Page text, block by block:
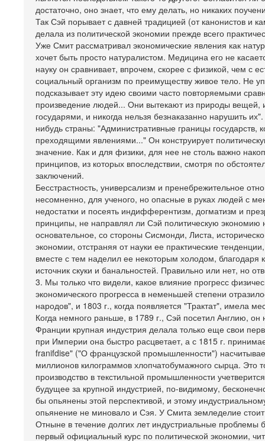
достаточно, оно знает, что ему делать, но никаких
Так Сэй порывает с давней традицией (от канонистов и
делала из политической экономии прежде всего
Уже Смит рассматривал экономические явления как
хочет быть просто натуралистом. Медицина его не
науку он сравнивает, впрочем, скорее с физикой, чем с
социальный организм по преимуществу живое тело. Не
подсказывает эту идею своими часто повторяемыми
произведение людей... Они вытекают из природы вещей,
государями, и никогда нельзя безнаказанно нарушить
нибудь страны: "Административные границы государств,
преходящими явлениями..." Он конструирует
значение. Как и для физики, для нее не столь важно
принципов, из которых впоследствии, смотря по
заключений.
Бесстрастность, универсализм и пренебрежительное
несомненно, для ученого, но опасные в руках людей с
недостатки и посеять индифферентизм, догматизм и
принципы, не направлял ли Сэй политическую экономию
основательное, со стороны Сисмонди, Листа,
экономии, отстраняя от науки ее практические
вместе с тем наделил ее некоторым холодом,
источник скуки и банальностей. Правильно или нет, но
3. Мы только что видели, какое влияние прогресс
экономического прогресса в неменьшей степени
народов", и 1803 г., когда появляется "Трактат", имела
Когда немного раньше, в 1789 г., Сэй посетил Англию,
Франции крупная индустрия делала только еще свои
при Империи она быстро расцветает, а с 1815 г.
franifdise" ("О французской промышленности")
миллионов килограммов хлопчатобумажного сырца. Это
производство в текстильной промышленности
будущее за крупной индустрией, по-видимому,
бы опьянены этой перспективой, и этому
опьянение не миновало и Сэя. У Смита земледелие
Отныне в течение долгих лет индустриальные проблемы
первый официальный курс по политической экономии,